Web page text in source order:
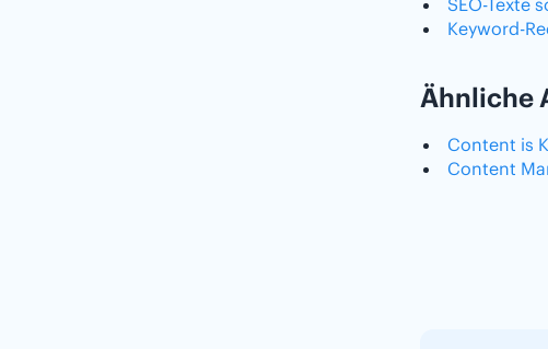
SEO-Texte
Keyword-
Ähnliche
Content is
Content